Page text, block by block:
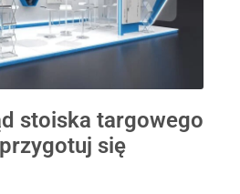
stoiska targowego
się